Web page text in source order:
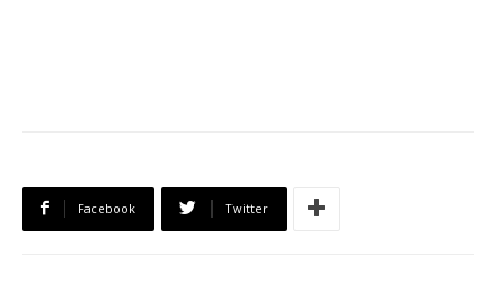
Facebook Twitter